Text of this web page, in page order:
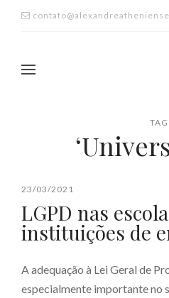
TAG
23/03/2021
LGPD nas
instituições de
A adequação à Lei Geral de
especialmente importante no